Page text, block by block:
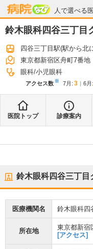
人で選べる
病院なび
鈴木眼科四谷三丁目
四谷三丁目駅(駅から北
東京都新宿区舟町7番
眼科 小児眼科
アクセス数※ 7月 : 3 6月 :
医院トップ 診療案内
鈴木眼科四谷三丁目
医療機関名 鈴木眼科四
所在地
東京都新宿
[アクセス]